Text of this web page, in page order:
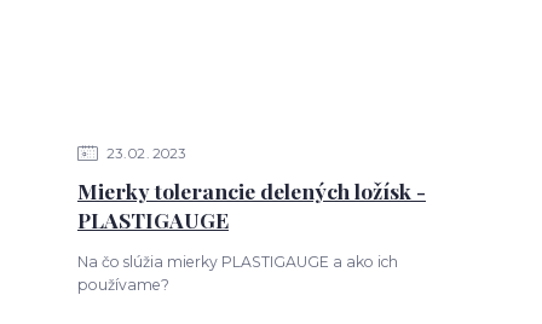
23 02 2023
Mierky tolerancie delených ložísk -
PLASTIGAUGE
Na čo slúžia mierky PLASTIGAUGE a ako ich
používame?